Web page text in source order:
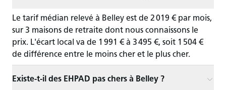
Le tarif médian relevé à Belley est de 2 019 € par mois,
sur 3 maisons de retraite dont nous connaissons le
prix. L'écart local va de 1 991 € à 3 495 €, soit 1 504 €
de différence entre le moins cher et le plus cher.
Existe-t-il des EHPAD pas chers à Belley ?